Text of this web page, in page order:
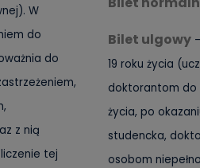
W
do
do
z nią
tej
Bilet ulgowy
19 roku życia
doktorantom do
życia, po
studencka,
osobom